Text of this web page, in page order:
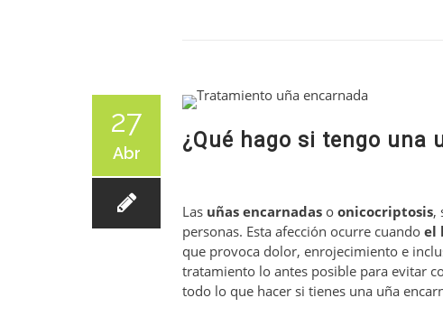
27
Abr
¿Qué hago si tengo una
Las uñas encarnadas o onicocriptosis,
personas. Esta afección ocurre cuando el
que provoca dolor, enrojecimiento e
tratamiento lo antes posible para evitar
todo lo que hacer si tienes una uña